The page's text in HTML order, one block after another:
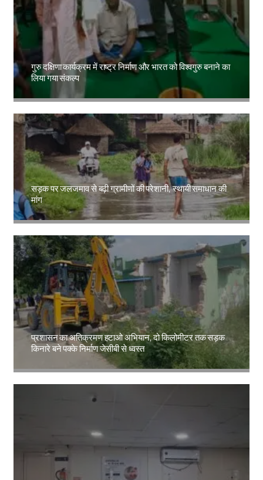
गुरु दक्षिणा कार्यक्रम में राष्ट्र निर्माण और भारत को विश्वगुरु बनाने का
लिया गया संकल्प
सड़क पर जलजमाव से बढ़ी ग्रामीणों की परेशानी, स्थायी समाधान की
मांग
Amit Lekh
प्रशासन का अतिक्रमण हटाओ अभियान, दो किलोमीटर तक सड़क
किनारे बने पक्के निर्माण जेसीबी से ध्वस्त